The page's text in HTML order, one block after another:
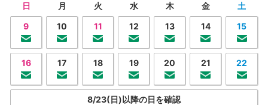
日 月 火 水 木 金
土
9
10 11 12 13 14 15
16 17 18 19 20 21 22
8/23(日)以降の日を確認